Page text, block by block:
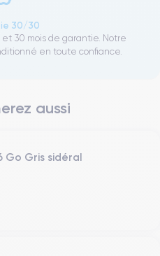
30/30
30 mois de garantie. Notre
en toute confiance.
aussi
Go Gris sidéral